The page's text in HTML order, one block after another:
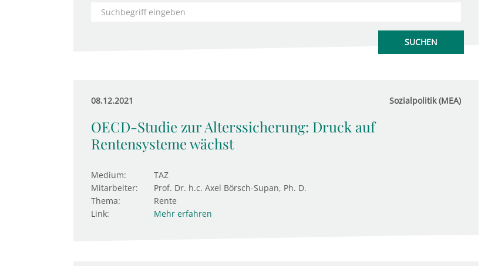
08.12.2021 Sozialpolitik (MEA)
OECD-Studie zur Alterssicherung: Druck auf
Rentensysteme wächst
Medium:
TAZ
Mitarbeiter:
Prof. Dr. h.c. Axel Börsch-Supan, Ph. D.
Thema:
Rente
Link:
Mehr erfahren